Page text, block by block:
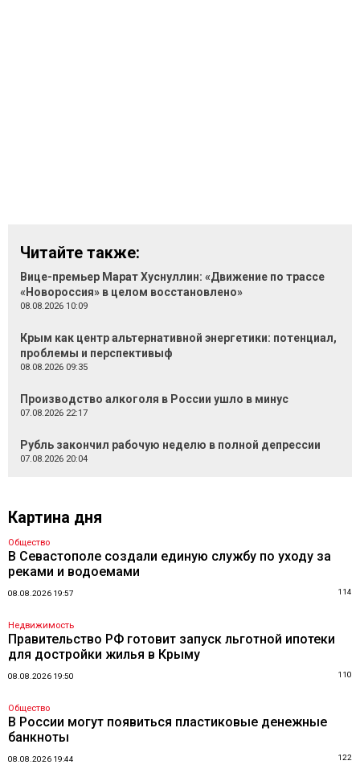
Читайте также:
Вице-премьер Марат Хуснуллин: «Движение по трассе
«Новороссия» в целом восстановлено»
08.08.2026 10:09
Крым как центр альтернативной энергетики: потенциал,
проблемы и перспективыф
08.08.2026 09:35
Производство алкоголя в России ушло в минус
07.08.2026 22:17
Рубль закончил рабочую неделю в полной депрессии
07.08.2026 20:04
Картина дня
Общество
В Севастополе создали единую службу по уходу за
реками и водоемами
08.08.2026 19:57 114
Недвижимость
Правительство РФ готовит запуск льготной ипотеки
для достройки жилья в Крыму
08.08.2026 19:50 110
Общество
В России могут появиться пластиковые денежные
банкноты
08.08.2026 19:44 122